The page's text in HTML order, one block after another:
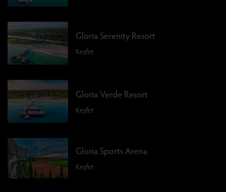
Gloria Serenity Resort
Keşfet
Gloria Verde Resort
Keşfet
Gloria Sports Arena
Keşfet